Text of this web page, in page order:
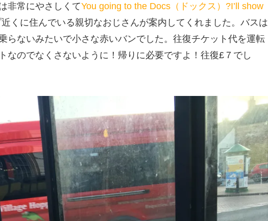
非常にやさしくてYou going to the Docs（ドックス）?I’ll show
くに住んでいる親切なおじさんが案内してくれました。バスは
らないみたいで小さな赤いバンでした。往復チケット代を運転
なのでなくさないように！帰りに必要ですよ！往復£７でし